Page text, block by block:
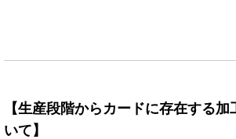
【生産段階からカードに存在する
いて】